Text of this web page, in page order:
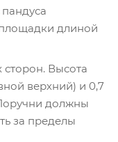
длиной
сторон. Высота
верхний) и 0,7
должны
за пределы